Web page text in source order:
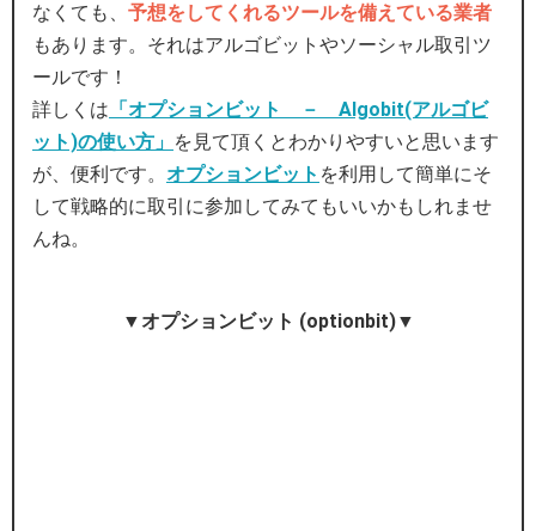
なくても、 予想をしてくれるツールを備えている業者
もあります。それはアルゴビットやソーシャル取引ツ
ールです！
詳しくは 「オプションビット － Algobit(アルゴビ
ット)の使い方」 を見て頂くとわかりやすいと思います
が、便利です。 オプションビット を利用して簡単にそ
して戦略的に取引に参加してみてもいいかもしれませ
んね。
▼オプションビット (optionbit)▼